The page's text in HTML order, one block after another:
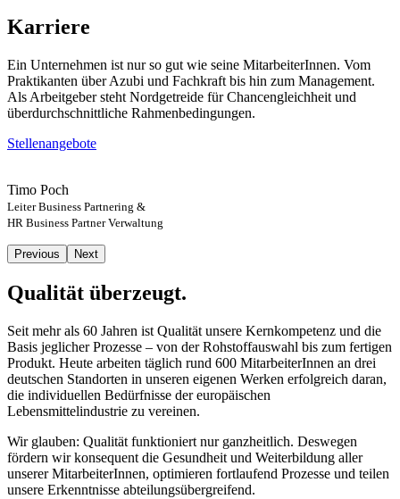
Karriere
Ein Unternehmen ist nur so gut wie seine MitarbeiterInnen. Vom
Praktikanten über Azubi und Fachkraft bis hin zum Management.
Als Arbeitgeber steht Nordgetreide für Chancengleichheit und
überdurchschnittliche Rahmenbedingungen.
Stellenangebote
Timo Poch
Leiter Business Partnering &
HR Business Partner Verwaltung
Previous Next
Qualität überzeugt.
Seit mehr als 60 Jahren ist Qualität unsere Kernkompetenz und die
Basis jeglicher Prozesse – von der Rohstoffauswahl bis zum fertigen
Produkt. Heute arbeiten täglich rund 600 MitarbeiterInnen an drei
deutschen Standorten in unseren eigenen Werken erfolgreich daran,
die individuellen Bedürfnisse der europäischen
Lebensmittelindustrie zu vereinen.
Wir glauben: Qualität funktioniert nur ganzheitlich. Deswegen
fördern wir konsequent die Gesundheit und Weiterbildung aller
unserer MitarbeiterInnen, optimieren fortlaufend Prozesse und teilen
unsere Erkenntnisse abteilungsübergreifend.